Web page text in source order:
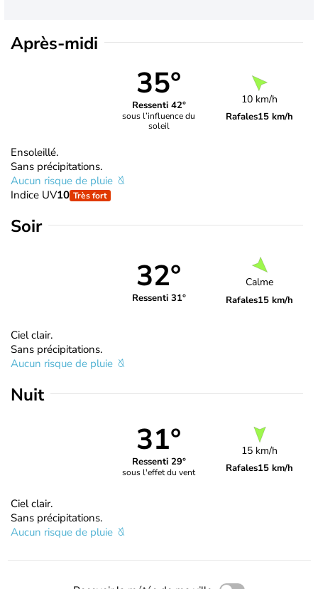
Après-midi
35°
Ressenti 42°
sous l’influence du
soleil
10 km/h
Rafales15 km/h
Ensoleillé.
Sans précipitations.
Aucun risque de pluie
Indice UV10 Très fort
Soir
32°
Ressenti 31°
Calme
Rafales15 km/h
Ciel clair.
Sans précipitations.
Aucun risque de pluie
Nuit
31°
Ressenti 29°
sous l'effet du vent
15 km/h
Rafales15 km/h
Ciel clair.
Sans précipitations.
Aucun risque de pluie